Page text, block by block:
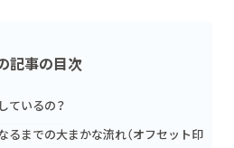
記事の目次
ているの？
るまでの大まかな流れ（オフセット印